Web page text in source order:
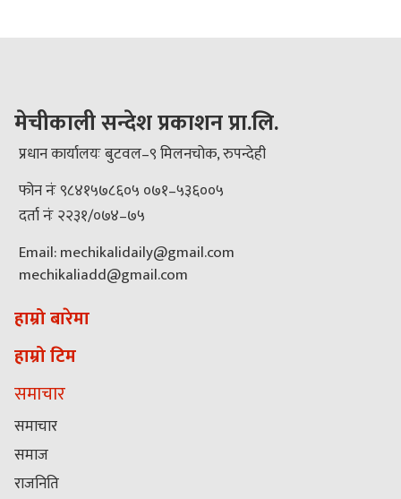
मेचीकाली सन्देश प्रकाशन प्रा.लि.
प्रधान कार्यालयः बुटवल–९ मिलनचोक, रुपन्देही
फोन नंः ९८४१५७८६०५ ०७१–५३६००५
दर्ता नंः २२३१/०७४–७५
Email: mechikalidaily@gmail.com
mechikaliadd@gmail.com
हाम्रो बारेमा
हाम्रो टिम
समाचार
समाचार
समाज
राजनिति